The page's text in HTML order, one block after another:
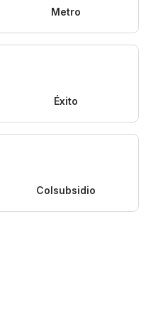
Metro
Éxito
Colsubsidio